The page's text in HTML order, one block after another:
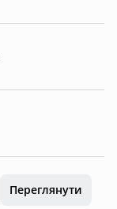
Переглянути